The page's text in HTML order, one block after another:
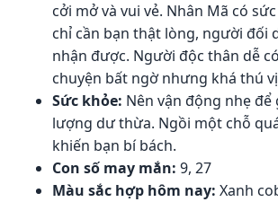
cởi mở và vui vẻ. Nhân Mã có
chỉ cần bạn thật lòng, người đối
nhận được. Người độc thân dễ
chuyện bất ngờ nhưng khá thú
Sức khỏe: Nên vận động nhẹ để
lượng dư thừa. Ngồi một chỗ
khiến bạn bí bách.
Con số may mắn: 9, 27
Màu sắc hợp hôm nay: Xanh